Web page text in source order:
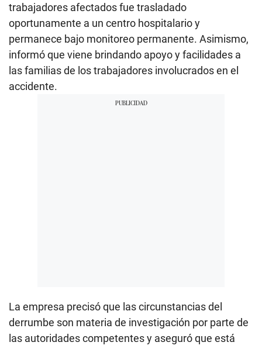
trabajadores afectados fue trasladado
oportunamente a un centro hospitalario y
permanece bajo monitoreo permanente. Asimismo,
informó que viene brindando apoyo y facilidades a
las familias de los trabajadores involucrados en el
accidente.
La empresa precisó que las circunstancias del
derrumbe son materia de investigación por parte de
las autoridades competentes y aseguró que está